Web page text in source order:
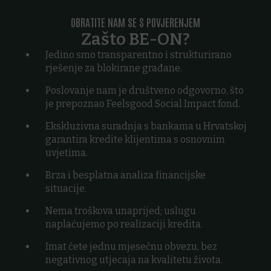
OBRATITE NAM SE S POVJERENJEM
Zašto BE-ON?
Jedino smo transparentno i strukturirano
rješenje za blokirane građane.
Poslovanje nam je društveno odgovorno, što
je prepoznao Feelsgood Social Impact fond.
Ekskluzivna suradnja s bankama u Hrvatskoj
garantira kredite klijentima s osnovnim
uvjetima.
Brza i besplatna analiza financijske
situacije.
Nema troškova unaprijed; uslugu
naplaćujemo po realizaciji kredita.
Imat ćete jednu mjesečnu obvezu, bez
negativnog utjecaja na kvalitetu života.